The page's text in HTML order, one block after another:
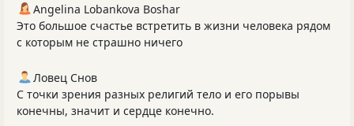
Angelina Lobankova Boshar
Это большое счастье встретить в жизни человека рядом
с которым не страшно ничего
Ловец Снов
С точки зрения разных религий тело и его порывы
конечны, значит и сердце конечно.